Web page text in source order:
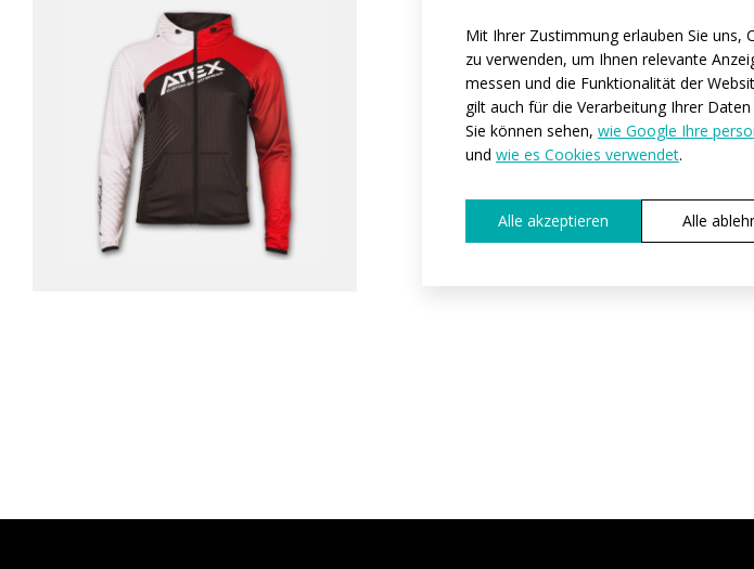
Mit Ihrer Zustimmung erlauben Sie uns,
zu verwenden, um Ihnen relevante
messen und die Funktionalität der
gilt auch für die Verarbeitung Ihrer
Sie können sehen, wie Google Ihre
und wie es Cookies verwendet.
Alle akzeptieren Alle